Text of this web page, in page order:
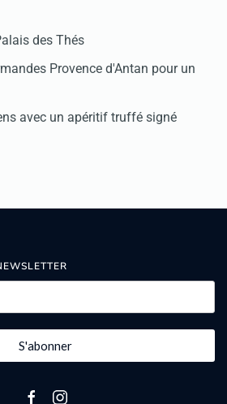
des Thés
Provence d'Antan pour un
avec un apéritif truffé signé
S'abonner